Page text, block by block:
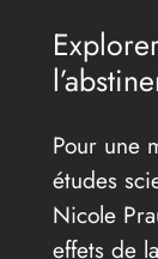
Pour une
études
Nicole
effets de